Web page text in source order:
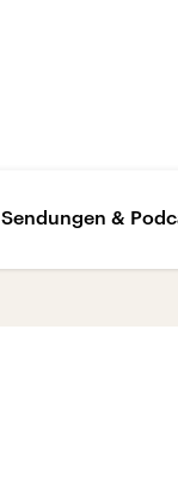
Sendungen &